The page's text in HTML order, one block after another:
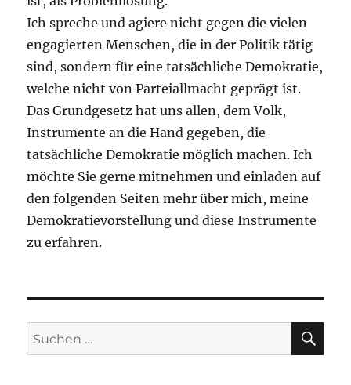
Ich spreche und agiere nicht gegen die vielen
engagierten Menschen, die in der Politik tätig
sind, sondern für eine tatsächliche Demokratie,
welche nicht von Parteiallmacht geprägt ist.
Das Grundgesetz hat uns allen, dem Volk,
Instrumente an die Hand gegeben, die
tatsächliche Demokratie möglich machen. Ich
möchte Sie gerne mitnehmen und einladen auf
den folgenden Seiten mehr über mich, meine
Demokratievorstellung und diese Instrumente
zu erfahren.
Suchen
nach: